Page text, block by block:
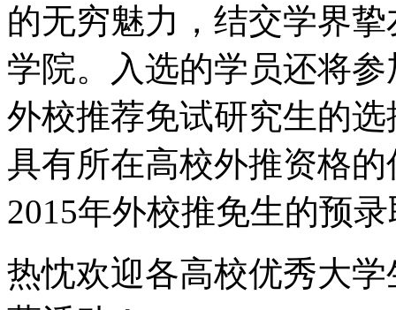
的无穷魅力，结交学界
学院。入选的学员还将
外校推荐免试研究生的
具有所在高校外推资格
2015年外校推免生的预
热忱欢迎各高校优秀大